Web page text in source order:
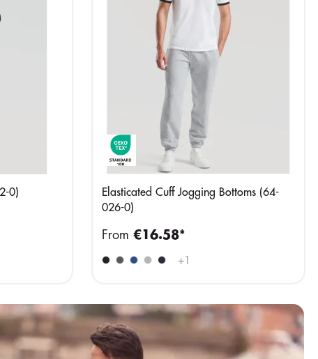
0)
Elasticated Cuff Jogging Bottoms (64-
026-0)
+1
From €16.58*